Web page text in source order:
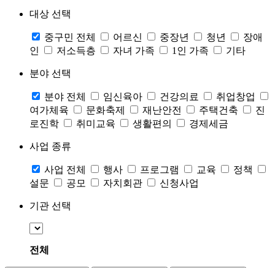
대상 선택
중구민 전체 어르신 중장년 청년
장애
인
저소득층 자녀 가족 1인 가족 기타
분야 선택
분야 전체 임신육아 건강의료
취업창업
여가체육
문화축제 재난안전 주택건축
진
로진학
취미교육 생활편의 경제세금
사업 종류
사업 전체 행사 프로그램 교육
정책
설문
공모 자치회관 신청사업
기관 선택
전체